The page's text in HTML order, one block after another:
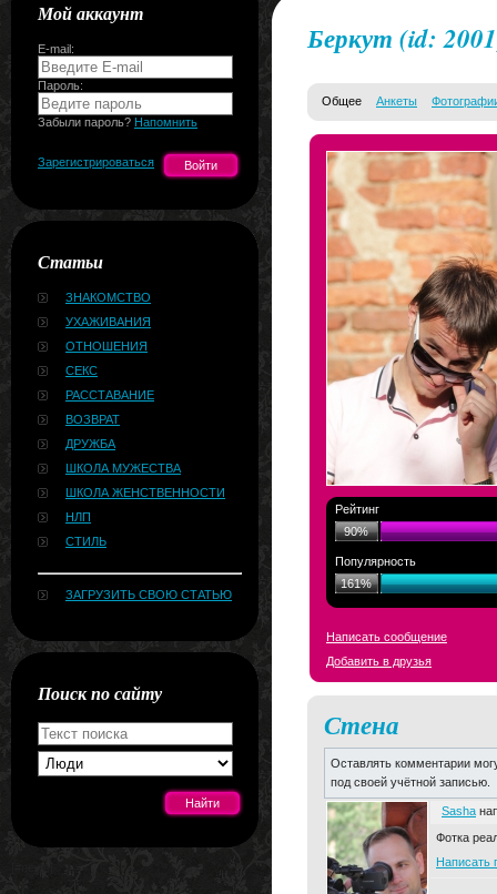
Мой аккаунт
E-mail:
Пароль:
Забыли пароль? Напомнить
Зарегистрироваться
Статьи
ЗНАКОМСТВО
УХАЖИВАНИЯ
ОТНОШЕНИЯ
СЕКС
РАССТАВАНИЕ
ВОЗВРАТ
ДРУЖБА
ШКОЛА МУЖЕСТВА
ШКОЛА ЖЕНСТВЕННОСТИ
НЛП
СТИЛЬ
ЗАГРУЗИТЬ СВОЮ СТАТЬЮ
Поиск по сайту
Беркут (id:
Общее Анкеты
Рейтинг
90%
Популярность
161%
Написать сообщение
Добавить в друзья
Стена
Оставлять комментарии
под своей учётной записью.
Sasha
Фотка
Написать